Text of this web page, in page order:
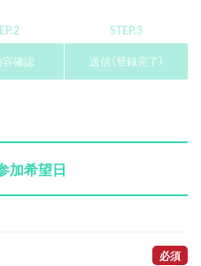
容確認
STEP.3
送信（登録完了）
加希望日
必須